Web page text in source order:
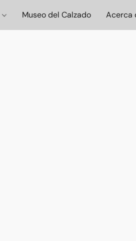
Museo del Calzado Acerca